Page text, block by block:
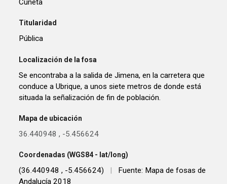
Cuneta
Titularidad
Pública
Localización de la fosa
Se encontraba a la salida de Jimena, en la carretera que
conduce a Ubrique, a unos siete metros de donde está
situada la señalización de fin de población.
Mapa de ubicación
36.440948 , -5.456624
Coordenadas (WGS84 - lat/long)
(36.440948 , -5.456624) |
Fuente: Mapa de fosas de
Andalucía 2018